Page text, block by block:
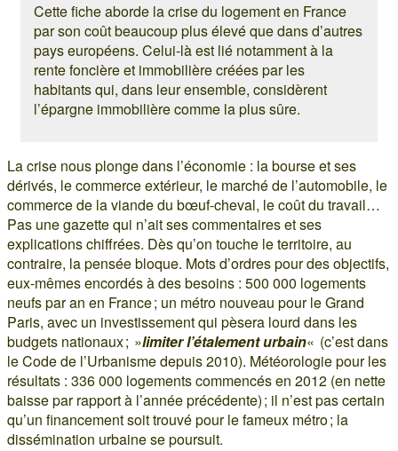
Cette fiche aborde la crise du logement en France
par son coût beaucoup plus élevé que dans d’autres
pays européens. Celui-là est lié notamment à la
rente foncière et immobilière créées par les
habitants qui, dans leur ensemble, considèrent
l’épargne immobilière comme la plus sûre.
La crise nous plonge dans l’économie : la bourse et ses
dérivés, le commerce extérieur, le marché de l’automobile, le
commerce de la viande du bœuf-cheval, le coût du travail…
Pas une gazette qui n’ait ses commentaires et ses
explications chiffrées. Dès qu’on touche le territoire, au
contraire, la pensée bloque. Mots d’ordres pour des objectifs,
eux-mêmes encordés à des besoins : 500 000 logements
neufs par an en France ; un métro nouveau pour le Grand
Paris, avec un investissement qui pèsera lourd dans les
budgets nationaux ; »limiter l’étalement urbain« (c’est dans
le Code de l’Urbanisme depuis 2010). Météorologie pour les
résultats : 336 000 logements commencés en 2012 (en nette
baisse par rapport à l’année précédente) ; il n’est pas certain
qu’un financement soit trouvé pour le fameux métro ; la
dissémination urbaine se poursuit.